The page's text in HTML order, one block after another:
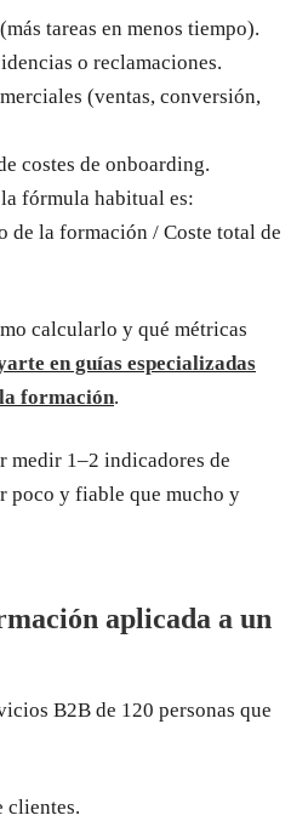
tareas en menos tiempo).
o reclamaciones.
(ventas, conversión,
costes de onboarding.
fórmula habitual es:
de la formación / Coste total de
calcularlo y qué métricas
en guías especializadas
formación.
medir 1–2 indicadores de
poco y fiable que mucho y
aplicada a un
B2B de 120 personas que
clientes.